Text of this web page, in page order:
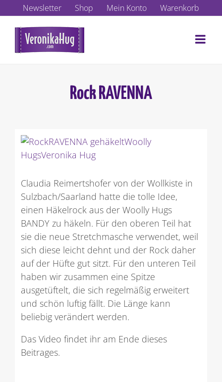
Inhalt
springen
Newsletter Shop Mein Konto Warenkorb
Rock RAVENNA
Zeige
grösseres
Claudia Reimertshofer von der Wollkiste in
Sulzbach/Saarland hatte die tolle Idee,
einen Häkelrock aus der Woolly Hugs
BANDY zu häkeln. Für den oberen Teil hat
sie die neue Stretchmasche verwendet, weil
sich diese leicht dehnt und der Rock daher
auf der Hüfte gut sitzt. Für den unteren Teil
haben wir zusammen eine Spitze
ausgetüftelt, die sich regelmäßig erweitert
und schön luftig fällt. Die Länge kann
beliebig verändert werden.
Das Video findet ihr am Ende dieses
Beitrages.